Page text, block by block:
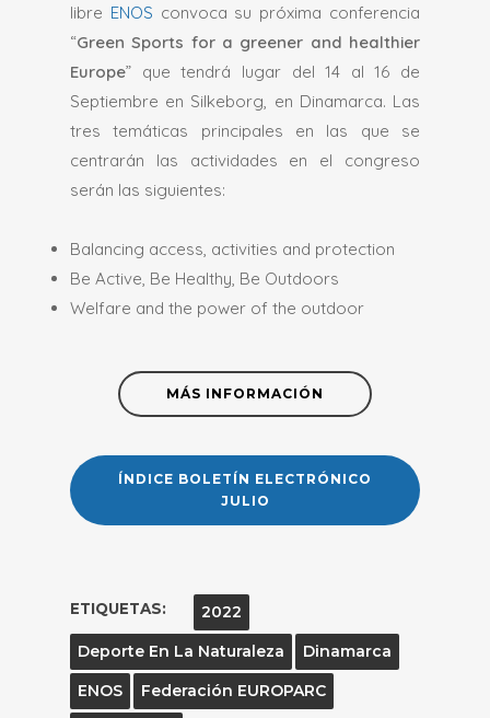
libre ENOS convoca su próxima conferencia
“Green Sports for a greener and healthier
Europe” que tendrá lugar del 14 al 16 de
Septiembre en Silkeborg, en Dinamarca. Las
tres temáticas principales en las que se
centrarán las actividades en el congreso
serán las siguientes:
Balancing access, activities and protection
Be Active, Be Healthy, Be Outdoors
Welfare and the power of the outdoor
MÁS INFORMACIÓN
ÍNDICE BOLETÍN ELECTRÓNICO
JULIO
ETIQUETAS:
2022
Deporte En La Naturaleza
Dinamarca
ENOS
Federación EUROPARC